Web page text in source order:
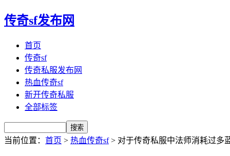
传奇sf发布网
首页
传奇sf
传奇私服发布网
热血传奇sf
新开传奇私服
全部标签
当前位置： 首页 > 热血传奇sf> 对于传奇私服中法师消耗过多